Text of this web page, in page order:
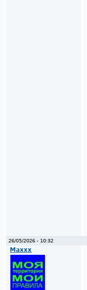
26/05/2026 - 10:32
Maxxx